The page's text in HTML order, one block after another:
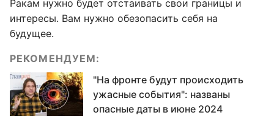
Ракам нужно будет отстаивать свои границы и
интересы. Вам нужно обезопасить себя на
будущее.
РЕКОМЕНДУЕМ:
"На фронте будут происходить
ужасные события": названы
опасные даты в июне 2024